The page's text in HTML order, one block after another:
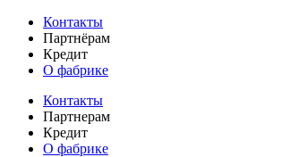
Контакты
Партнёрам
Кредит
О фабрике
Контакты
Партнерам
Кредит
О фабрике